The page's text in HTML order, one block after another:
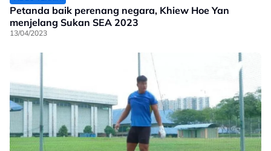
Petanda baik perenang negara, Khiew Hoe Yan
menjelang Sukan SEA 2023
13/04/2023